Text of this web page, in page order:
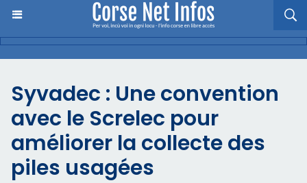
Syvadec : Une convention
avec le Screlec pour
améliorer la collecte des
piles usagées